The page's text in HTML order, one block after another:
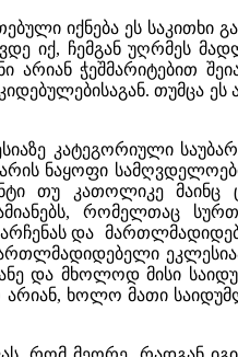
იქნება ეს საკითხი
იქ, ჩემგან უღრმეს
ჭეშმარიტებით
თუმცა
კატეგორიული
ნაყოფი
თუ კათოლიკე მაინც
რომელთაც სურთ
და
და მხოლოდ მისი
არიან, ხოლო მათი